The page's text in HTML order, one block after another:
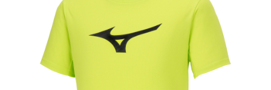
サッカー／フットサル
トレーニング